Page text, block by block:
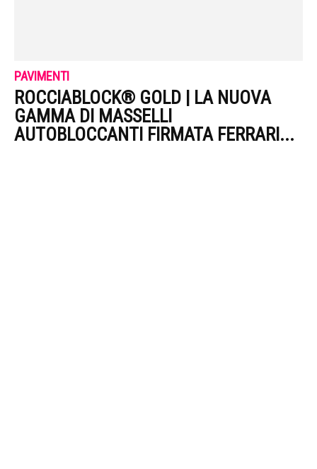
PAVIMENTI
ROCCIABLOCK® GOLD | LA NUOVA
GAMMA DI MASSELLI
AUTOBLOCCANTI FIRMATA FERRARI...